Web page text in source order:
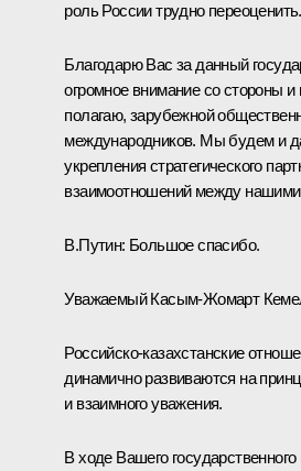
роль России трудно переоценить.
Благодарю Вас за данный
огромное внимание со стороны
полагаю, зарубежной
международников. Мы будем и
укрепления стратегического
взаимоотношений между
В.Путин: Большое спасибо.
Уважаемый Касым-Жомарт
Российско-казахстанские
динамично развиваются на
и взаимного уважения.
В ходе Вашего